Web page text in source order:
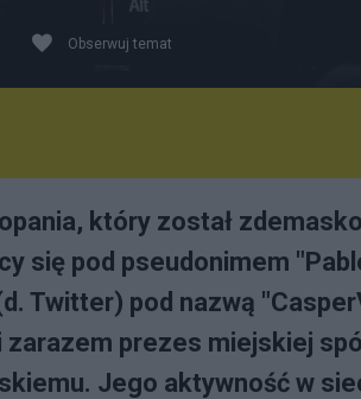
Obserwuj temat
który został
się pod pseudonimem
Twitter) pod nazwą
prezes miejskiej
Jego aktywność w